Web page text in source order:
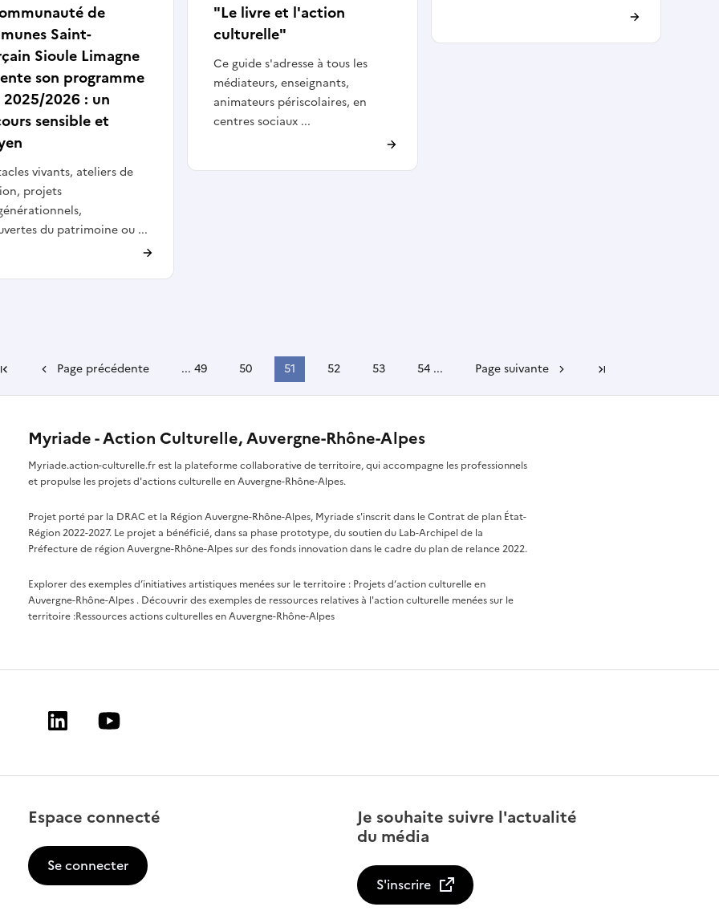
de
Saint-
Sioule Limagne
son programme
2025/2026 : un
sensible et
vivants, ateliers de
projets
du patrimoine ou ...
"Le livre et l'action
culturelle"
Ce guide s'adresse à tous les
médiateurs, enseignants,
animateurs périscolaires, en
centres sociaux ...
Première pagePage précédente ... 49 50 51 52 53 54 ... Page suivante Dernière page
Myriade - Action Culturelle, Auvergne-Rhône-Alpes
Myriade.action-culturelle.fr est la plateforme collaborative de territoire, qui accompagne les professionnels
et propulse les projets d'actions culturelle en Auvergne-Rhône-Alpes.
Projet porté par la DRAC et la Région Auvergne-Rhône-Alpes, Myriade s'inscrit dans le Contrat de plan État-
Région 2022-2027. Le projet a bénéficié, dans sa phase prototype, du soutien du Lab-Archipel de la
Préfecture de région Auvergne-Rhône-Alpes sur des fonds innovation dans le cadre du plan de relance 2022.
Explorer des exemples d’initiatives artistiques menées sur le territoire : Projets d’action culturelle en
Auvergne-Rhône-Alpes . Découvrir des exemples de ressources relatives à l'action culturelle menées sur le
territoire :Ressources actions culturelles en Auvergne-Rhône-Alpes
LinkedinYoutube
Espace connecté
Se connecter
Je souhaite suivre l'actualité
du média
S'inscrire